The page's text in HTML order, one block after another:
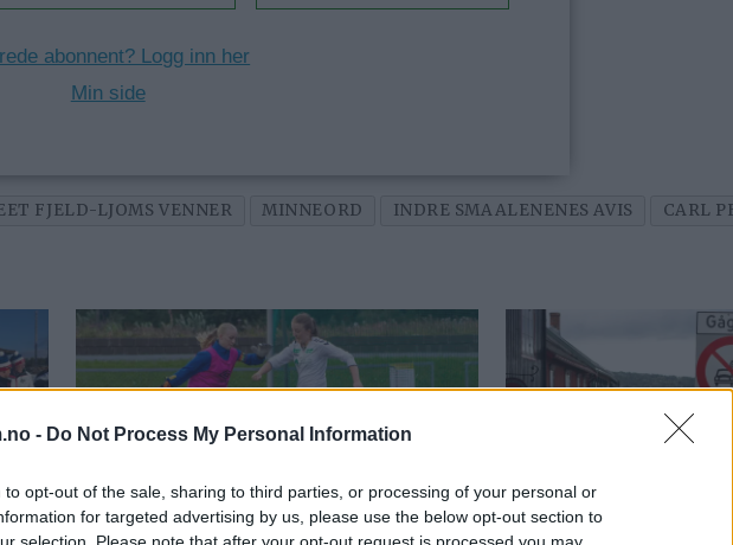
- Do Not Process My Personal Information
to opt-out of the sale, sharing to third parties, or processing of your personal or
for targeted advertising by us, please use the below opt-out section to
selection. Please note that after your opt-out request is processed you may
abonnent? Logg inn her
Min side
FJELD-LJOMS VENNER MINNEORD INDRE SMAALENENES AVIS CARL
Vanvittig målfest i